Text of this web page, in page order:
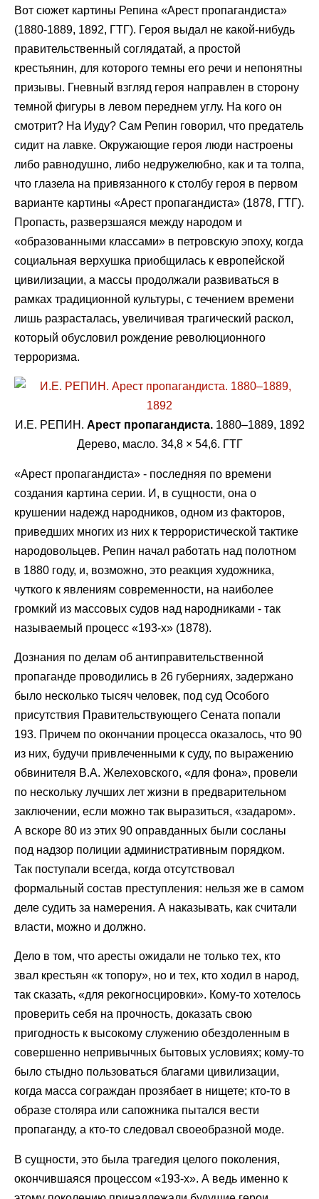
Вот сюжет картины Репина «Арест пропагандиста»
(1880-1889, 1892, ГТГ). Героя выдал не какой-нибудь
правительственный соглядатай, а простой
крестьянин, для которого темны его речи и непонятны
призывы. Гневный взгляд героя направлен в сторону
темной фигуры в левом переднем углу. На кого он
смотрит? На Иуду? Сам Репин говорил, что предатель
сидит на лавке. Окружающие героя люди настроены
либо равнодушно, либо недружелюбно, как и та толпа,
что глазела на привязанного к столбу героя в первом
варианте картины «Арест пропагандиста» (1878, ГТГ).
Пропасть, разверзшаяся между народом и
«образованными классами» в петровскую эпоху, когда
социальная верхушка приобщилась к европейской
цивилизации, а массы продолжали развиваться в
рамках традиционной культуры, с течением времени
лишь разрасталась, увеличивая трагический раскол,
который обусловил рождение революционного
терроризма.
И.Е. РЕПИН. Арест пропагандиста.1880–1889, 1892
Дерево, масло. 34,8 × 54,6. ГТГ
«Арест пропагандиста» - последняя по времени
создания картина серии. И, в сущности, она о
крушении надежд народников, одном из факторов,
приведших многих из них к террористической тактике
народовольцев. Репин начал работать над полотном
в 1880 году, и, возможно, это реакция художника,
чуткого к явлениям современности, на наиболее
громкий из массовых судов над народниками - так
называемый процесс «193-х» (1878).
Дознания по делам об антиправительственной
пропаганде проводились в 26 губерниях, задержано
было несколько тысяч человек, под суд Особого
присутствия Правительствующего Сената попали
193. Причем по окончании процесса оказалось, что 90
из них, будучи привлеченными к суду, по выражению
обвинителя В.А. Желеховского, «для фона», провели
по нескольку лучших лет жизни в предварительном
заключении, если можно так выразиться, «задаром».
А вскоре 80 из этих 90 оправданных были сосланы
под надзор полиции административным порядком.
Так поступали всегда, когда отсутствовал
формальный состав преступления: нельзя же в самом
деле судить за намерения. А наказывать, как считали
власти, можно и должно.
Дело в том, что аресты ожидали не только тех, кто
звал крестьян «к топору», но и тех, кто ходил в народ,
так сказать, «для рекогносцировки». Кому-то хотелось
проверить себя на прочность, доказать свою
пригодность к высокому служению обездоленным в
совершенно непривычных бытовых условиях; кому-то
было стыдно пользоваться благами цивилизации,
когда масса сограждан прозябает в нищете; кто-то в
образе столяра или сапожника пытался вести
пропаганду, а кто-то следовал своеобразной моде.
В сущности, это была трагедия целого поколения,
окончившаяся процессом «193-х». А ведь именно к